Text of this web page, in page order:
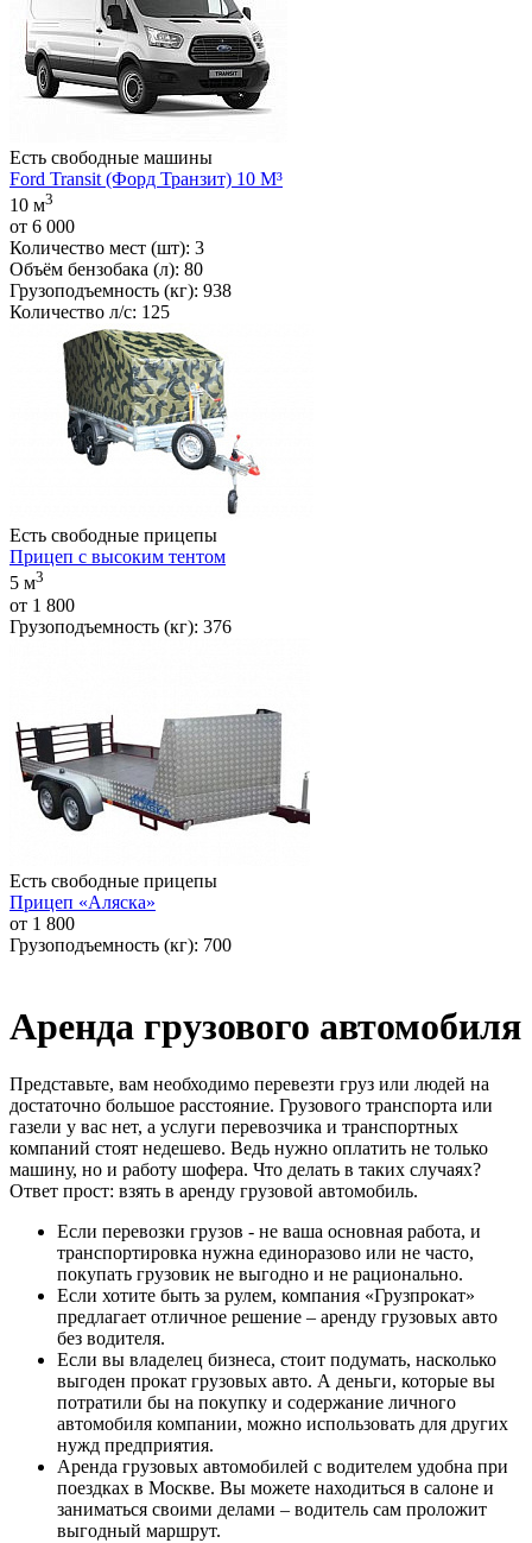
Есть свободные машины
Ford Transit (Форд Транзит) 10 М³
10 м3
от 6 000
Количество мест (шт): 3
Объём бензобака (л): 80
Грузоподъемность (кг): 938
Количество л/c: 125
Есть свободные прицепы
Прицеп с высоким тентом
5 м3
от 1 800
Грузоподъемность (кг): 376
Есть свободные прицепы
Прицеп «Аляска»
от 1 800
Грузоподъемность (кг): 700
Аренда грузового автомобиля
Представьте, вам необходимо перевезти груз или людей на
достаточно большое расстояние. Грузового транспорта или
газели у вас нет, а услуги перевозчика и транспортных
компаний стоят недешево. Ведь нужно оплатить не только
машину, но и работу шофера. Что делать в таких случаях?
Ответ прост: взять в аренду грузовой автомобиль.
Если перевозки грузов - не ваша основная работа, и
транспортировка нужна единоразово или не часто,
покупать грузовик не выгодно и не рационально.
Если хотите быть за рулем, компания «Грузпрокат»
предлагает отличное решение – аренду грузовых авто
без водителя.
Если вы владелец бизнеса, стоит подумать, насколько
выгоден прокат грузовых авто. А деньги, которые вы
потратили бы на покупку и содержание личного
автомобиля компании, можно использовать для других
нужд предприятия.
Аренда грузовых автомобилей с водителем удобна при
поездках в Москве. Вы можете находиться в салоне и
заниматься своими делами – водитель сам проложит
выгодный маршрут.